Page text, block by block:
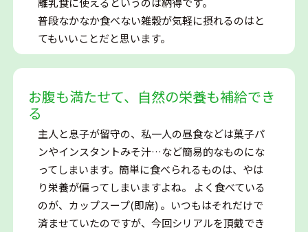
普段なかなか食べない雑穀が気軽に摂れるのはと
てもいいことだと思います。
お腹も満たせて、自然の栄養も補給でき
る
主人と息子が留守の、私一人の昼食などは菓子パ
ンやインスタントみそ汁…など簡易的なものにな
ってしまいます。簡単に食べられるものは、やは
り栄養が偏ってしまいますよね。 よく食べている
のが、カップスープ(即席) 。いつもはそれだけで
済ませていたのですが、今回シリアルを頂戴でき